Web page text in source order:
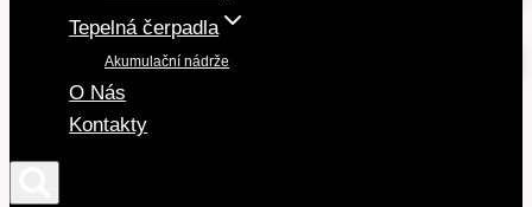
Tepelná čerpadla
Akumulační nádrže
O Nás
Kontakty